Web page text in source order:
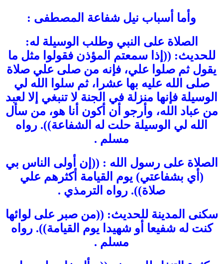
وأما أسباب نيل شفاعة المصطفى :
الصلاة على النبي وطلب الوسيلة له:
للحديث: ((إذا سمعتم المؤذن فقولوا مثل ما
يقول ثم صلوا علي، فإنه من صلى علي صلاة
صلى الله عليه بها عشرا، ثم سلوا الله لي
الوسيلة فإنها منزلة في الجنة لا تنبغي إلا لعبد
من عباد الله، وأرجو أن أكون أنا هو، من سأل
الله لي الوسيلة حلت له الشفاعة)). رواه
مسلم .
الصلاة على رسول الله : ((إن أولى الناس بي
(أي بشفاعتي) يوم القيامة أكثرهم علي
صلاة)). رواه الترمذي .
سكنى المدينة للحديث: ((من صبر على لوائها
كنت له شفيعا أو شهيدا يوم القيامة)). رواه
مسلم .